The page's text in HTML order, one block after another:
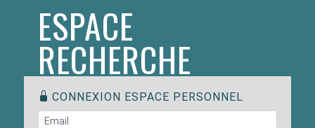
ESPACE
RECHERCHE
CONNEXION ESPACE PERSONNEL